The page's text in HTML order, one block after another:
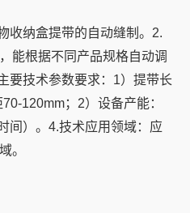
收纳盒提带的自动缝制。2.
能根据不同产品规格自动调
要技术参数要求：1）提带长
120mm；2）设备产能：
间）。4.技术应用领域：应
。